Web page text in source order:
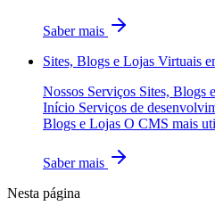
Saber mais
Sites, Blogs e Lojas Virtuais
Nossos Serviços Sites, Blogs
Início Serviços de
Blogs e Lojas O CMS mais
Saber mais
Nesta página